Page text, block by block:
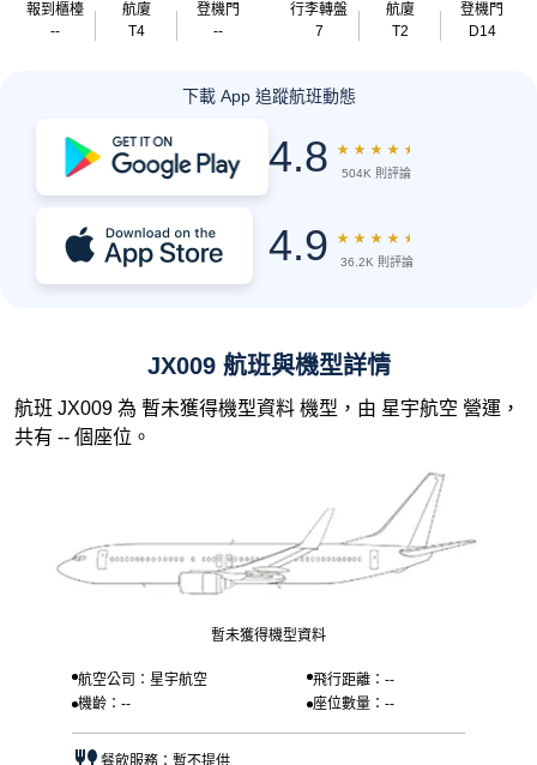
報到櫃檯
--
航廈
T4
登機門
--
行李轉盤
7
航廈
T2
登機門
D14
下載 App 追蹤航班動態
4.8 ★ ★ ★ ★ ★
504K 則評論
4.9 ★ ★ ★ ★ ★
36.2K 則評論
JX009 航班與機型詳情
航班 JX009 為 暫未獲得機型資料 機型，由 星宇航空 營運，
共有 -- 個座位。
暫未獲得機型資料
航空公司：星宇航空
飛行距離：--
機齡：--
座位數量：--